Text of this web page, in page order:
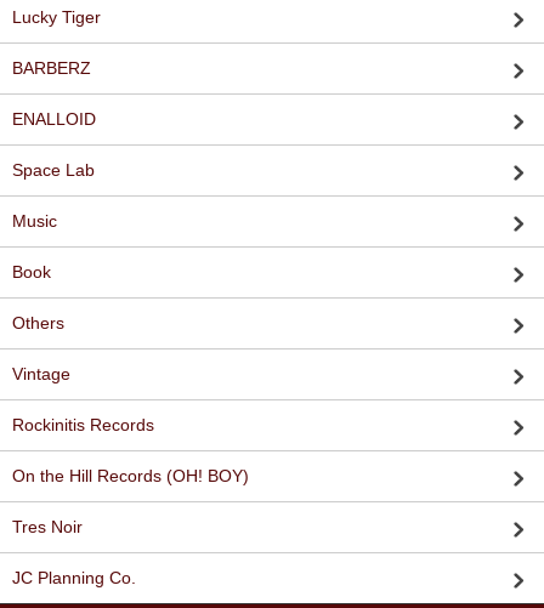
Lucky Tiger
BARBERZ
ENALLOID
Space Lab
Music
Book
Others
Vintage
Rockinitis Records
On the Hill Records (OH! BOY)
Tres Noir
JC Planning Co.